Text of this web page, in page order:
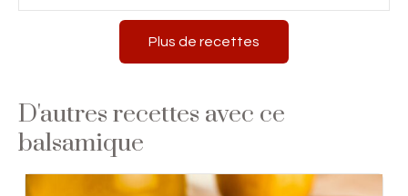
Plus de recettes
D'autres recettes avec ce
balsamique